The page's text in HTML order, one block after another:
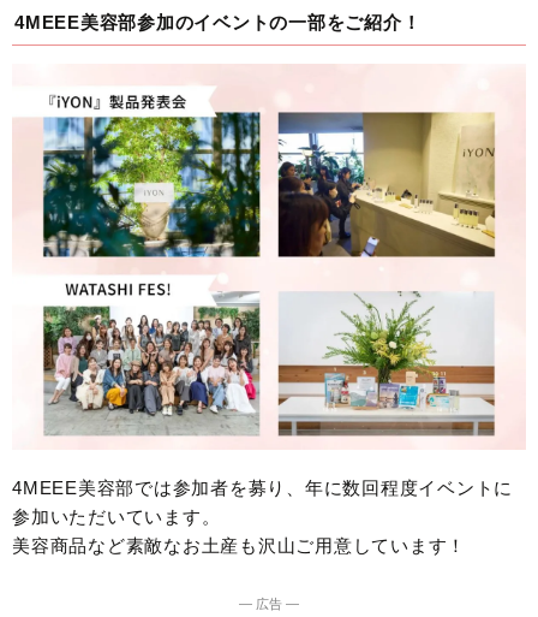
4MEEE美容部参加のイベントの一部をご紹介！
4MEEE美容部では参加者を募り、年に数回程度イベントに
参加いただいています。
美容商品など素敵なお土産も沢山ご用意しています！
― 広告 ―